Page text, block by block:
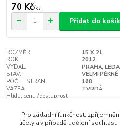
70 Kč/ks
Přidat do
ROZMĚR:
15 X 21
ROK:
2012
VYDAL:
PRAHA, LEDA
STAV:
VELMI PĚKNÉ
POČET STRAN:
168
VAZBA:
TVRDÁ
Hlídat cenu / dostupnost
Pro základní funkčnost,
účely a v případě udělení